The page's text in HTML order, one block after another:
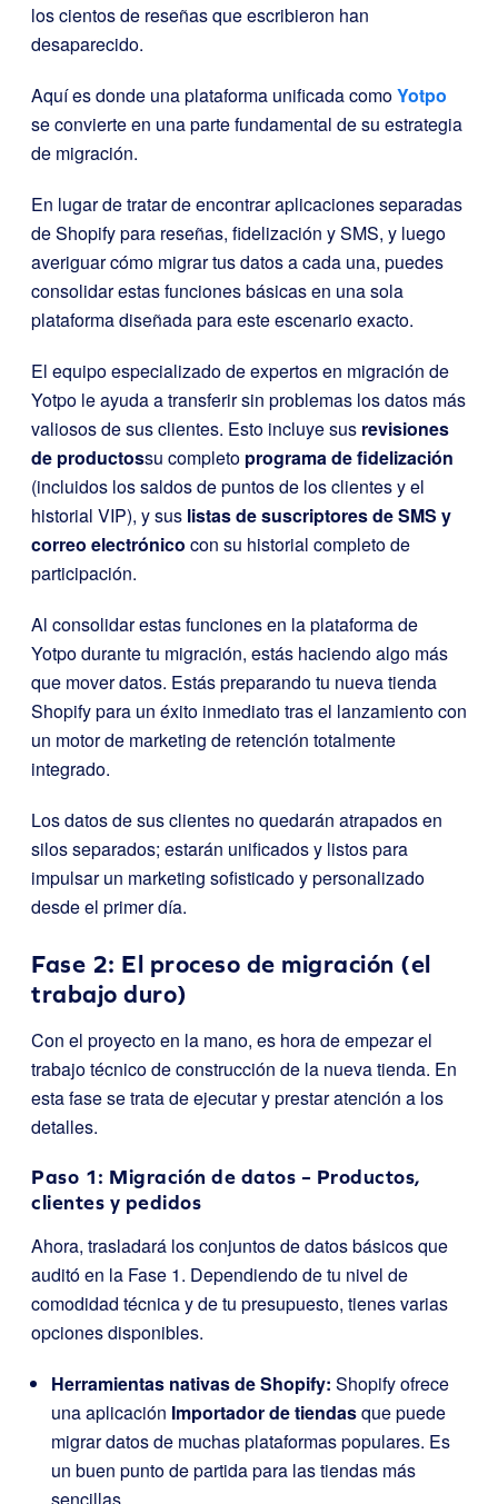
los cientos de reseñas que escribieron han
desaparecido.
Aquí es donde una plataforma unificada comoYotpo
se convierte en una parte fundamental de su estrategia
de migración.
En lugar de tratar de encontrar aplicaciones separadas
de Shopify para reseñas, fidelización y SMS, y luego
averiguar cómo migrar tus datos a cada una, puedes
consolidar estas funciones básicas en una sola
plataforma diseñada para este escenario exacto.
El equipo especializado de expertos en migración de
Yotpo le ayuda a transferir sin problemas los datos más
valiosos de sus clientes. Esto incluye sus revisiones
de productossu completo programa de fidelización
(incluidos los saldos de puntos de los clientes y el
historial VIP), y sus listas de suscriptores de SMS y
correo electrónico con su historial completo de
participación.
Al consolidar estas funciones en la plataforma de
Yotpo durante tu migración, estás haciendo algo más
que mover datos. Estás preparando tu nueva tienda
Shopify para un éxito inmediato tras el lanzamiento con
un motor de marketing de retención totalmente
integrado.
Los datos de sus clientes no quedarán atrapados en
silos separados; estarán unificados y listos para
impulsar un marketing sofisticado y personalizado
desde el primer día.
Fase 2: El proceso de migración (el
trabajo duro)
Con el proyecto en la mano, es hora de empezar el
trabajo técnico de construcción de la nueva tienda. En
esta fase se trata de ejecutar y prestar atención a los
detalles.
Paso 1: Migración de datos – Productos,
clientes y pedidos
Ahora, trasladará los conjuntos de datos básicos que
auditó en la Fase 1. Dependiendo de tu nivel de
comodidad técnica y de tu presupuesto, tienes varias
opciones disponibles.
Herramientas nativas de Shopify: Shopify ofrece
una aplicación Importador de tiendasque puede
migrar datos de muchas plataformas populares. Es
un buen punto de partida para las tiendas más